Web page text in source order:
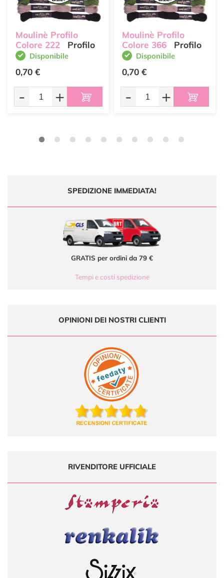
Moulinè Profilo
Colore 222
Profilo
Disponibile
0,70 €
- +
Moulinè Profilo
Colore 366
Profilo
Disponibile
0,70 €
- +
SPEDIZIONE IMMEDIATA!
GRATIS per ordini da 79 €
Tempi e costi spedizione
OPINIONI DEI NOSTRI CLIENTI
RIVENDITORE UFFICIALE